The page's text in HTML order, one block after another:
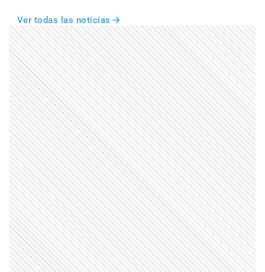
Ver todas las noticias